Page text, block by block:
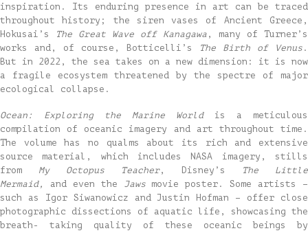
inspiration. Its enduring presence in art can be traced
throughout history; the siren vases of Ancient Greece,
Hokusai’s
The Great Wave off Kanagawa , many of Turner’s
works and, of course, Botticelli’s
The Birth of Venus .
But in 2022, the sea takes on a new dimension: it is now
a fragile ecosystem threatened by the spectre of major
ecological collapse.
Ocean: Exploring the Marine World is a meticulous
compilation of oceanic imagery and art throughout time.
The volume has no qualms about its rich and extensive
source material, which includes NASA imagery, stills
from My Octopus Teacher, Disney’s
The Little
Mermaid,
and even the Jaws movie poster. Some artists –
such as Igor Siwanowicz and Justin Hofman – offer close
photographic dissections of aquatic life, showcasing the
breath- taking quality of these oceanic beings by